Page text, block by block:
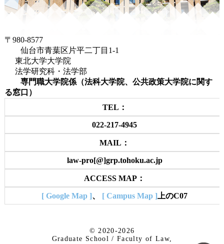
〒980-8577
仙台市青葉区片平二丁目1-1
東北大学大学院
法学研究科・法学部
専門職大学院係（法科大学院、公共政策大学院に関す
る窓口）
TEL：
022-217-4945
MAIL：
law-pro[@]grp.tohoku.ac.jp
ACCESS MAP：
[ Google Map ]、 [ Campus Map ] 上のC07
© 2020-2026
Graduate School / Faculty of Law,